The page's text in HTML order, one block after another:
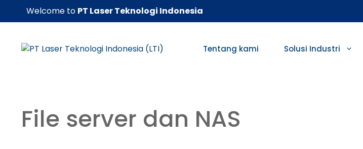
Welcome to PT Laser Teknologi Indonesia
Tentang kami Solusi Industri
File server dan NAS